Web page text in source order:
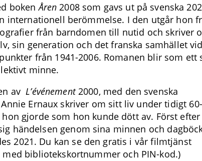
bokenÅren 2008 som gavs ut på svenska
internationell berömmelse. I den utgår hon
från barndomen till nutid och skriver
sin generation och det franska samhället
från 1941-2006. Romanen blir som ett
minne.
av L’événement2000, med den svenska
Annie Ernaux skriver om sitt liv under tidigt
gjorde som hon kunde dött av. Först
händelsen genom sina minnen och
2021. Du kan se den gratis i vår filmtjänst
med bibliotekskortnummer och PIN-kod.)